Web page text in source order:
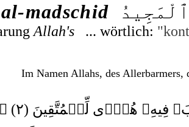
al-madschid
Allah's ... wörtlich:
Im Namen Allahs, des Allerbarmers,
فِيهِ‌ۛ هُدً۬ى لِّلۡمُتَّقِينَ ( ٢ )